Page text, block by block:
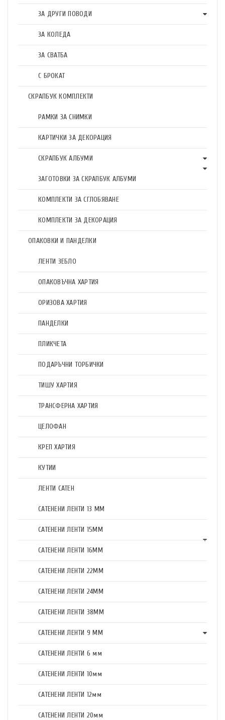
ЗА ДРУГИ ПОВОДИ
ЗА КОЛЕДА
ЗА СВАТБА
С БРОКАТ
СКРАПБУК КОМПЛЕКТИ
РАМКИ ЗА СНИМКИ
КАРТИЧКИ ЗА ДЕКОРАЦИЯ
СКРАПБУК АЛБУМИ
ЗАГОТОВКИ ЗА СКРАПБУК АЛБУМИ
КОМПЛЕКТИ ЗА СГЛОБЯВАНЕ
КОМПЛЕКТИ ЗА ДЕКОРАЦИЯ
ОПАКОВКИ И ПАНДЕЛКИ
ЛЕНТИ ЗЕБЛО
ОПАКОВЪЧНА ХАРТИЯ
ОРИЗОВА ХАРТИЯ
ПАНДЕЛКИ
ПЛИКЧЕТА
ПОДАРЪЧНИ ТОРБИЧКИ
ТИШУ ХАРТИЯ
ТРАНСФЕРНА ХАРТИЯ
ЦЕЛОФАН
КРЕП ХАРТИЯ
КУТИИ
ЛЕНТИ САТЕН
САТЕНЕНИ ЛЕНТИ 13 ММ
САТЕНЕНИ ЛЕНТИ 15ММ
САТЕНЕНИ ЛЕНТИ 16ММ
САТЕНЕНИ ЛЕНТИ 22ММ
САТЕНЕНИ ЛЕНТИ 24ММ
САТЕНЕНИ ЛЕНТИ 38ММ
САТЕНЕНИ ЛЕНТИ 9 ММ
САТЕНЕНИ ЛЕНТИ 6 мм
САТЕНЕНИ ЛЕНТИ 10мм
САТЕНЕНИ ЛЕНТИ 12мм
САТЕНЕНИ ЛЕНТИ 20мм